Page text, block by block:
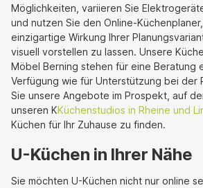
Möglichkeiten, variieren Sie
und nutzen Sie den Online-
einzigartige Wirkung Ihrer
visuell vorstellen zu lassen. Unsere
Möbel Berning stehen für eine Beratung
Verfügung wie für Unterstützung bei der
Sie unsere Angebote im Prospekt, auf
unseren KKüchenstudios in Rheine und
Küchen für Ihr Zuhause zu finden.
U-Küchen in Ihrer Nähe
Sie möchten U-Küchen nicht nur online